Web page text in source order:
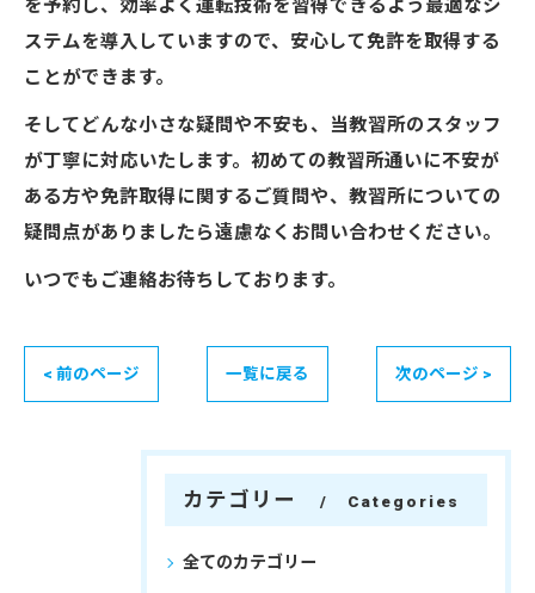
を予約し、効率よく運転技術を習得できるよう最適なシ
ステムを導入していますので、安心して免許を取得する
ことができます。
そしてどんな小さな疑問や不安も、当教習所のスタッフ
が丁寧に対応いたします。初めての教習所通いに不安が
ある方や免許取得に関するご質問や、教習所についての
疑問点がありましたら遠慮なくお問い合わせください。
いつでもご連絡お待ちしております。
< 前のページ 一覧に戻る 次のページ >
カテゴリー Categories
全てのカテゴリー